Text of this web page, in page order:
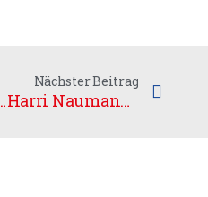
in die Play-offs
Nächster Beitrag
Harri Naumanen stellt Bilder aus